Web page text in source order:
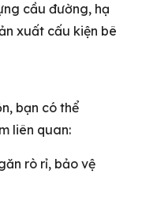
cầu đường, hạ
xuất cấu kiện bê
bạn có thể
liên quan:
rò rỉ, bảo vệ